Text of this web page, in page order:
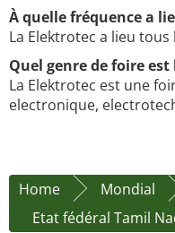
À quelle fréquence a
La Elektrotec a lieu tous
Quel genre de foire
La Elektrotec est une
electronique,
Home Mondial
Etat fédéral Tamil